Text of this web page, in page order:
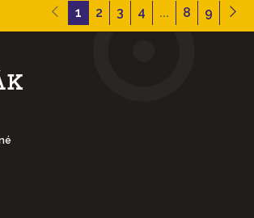
1 2 3 4 ... 8 9